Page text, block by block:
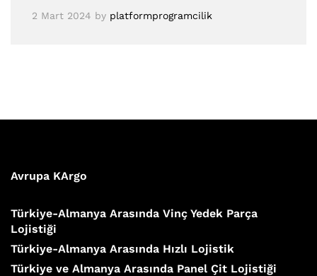
2 Mart 2024 by platformprogramcilik
Avrupa KArgo
Türkiye-Almanya Arasında Vinç Yedek Parça
Lojistiği
Türkiye-Almanya Arasında Hızlı Lojistik
Türkiye ve Almanya Arasında Panel Çit Lojistiği